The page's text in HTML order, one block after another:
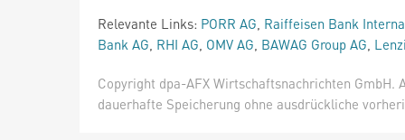
Relevante Links: PORR AG, Raiffeisen Bank
Bank AG, RHI AG, OMV AG, BAWAG Group AG,
Copyright dpa-AFX Wirtschaftsnachrichten
dauerhafte Speicherung ohne ausdrückliche